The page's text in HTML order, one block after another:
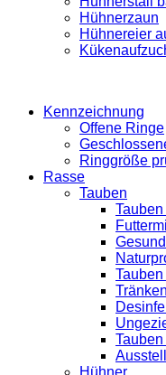
Hühnerzaun
Hühnereier
Kennzeichnung
Offene Ringe
Ringgröße
Rasse
Tauben
Tränken